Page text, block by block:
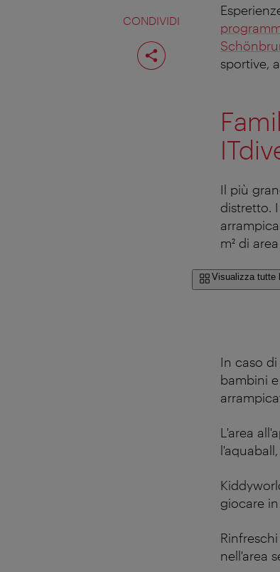
CONDIVIDI
Condividi
pagina
sportive,
IT
Il più
distretto.
m² di
Visualizza tutte
In caso
bambini
L'area
giocare
nell'area